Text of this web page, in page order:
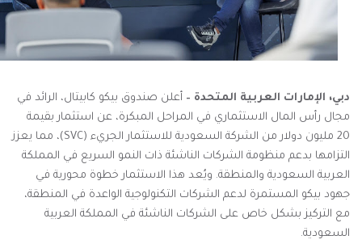
دبي، الإمارات العربية المتحدة – أعلن صندوق بيكو كابيتال، الرائد في
مجال رأس المال الاستثماري في المراحل المبكرة، عن استثمار بقيمة
20 مليون دولار من الشركة السعودية للاستثمار الجريء (
SVC)، مما يعزز
التزامها بدعم منظومة الشركات الناشئة ذات النمو السريع في المملكة
العربية السعودية والمنطقة. ويُعد هذا الاستثمار خطوة محورية في
جهود بيكو المستمرة لدعم الشركات التكنولوجية الواعدة في المنطقة،
مع التركيز بشكل خاص على الشركات الناشئة في المملكة العربية
السعودية.